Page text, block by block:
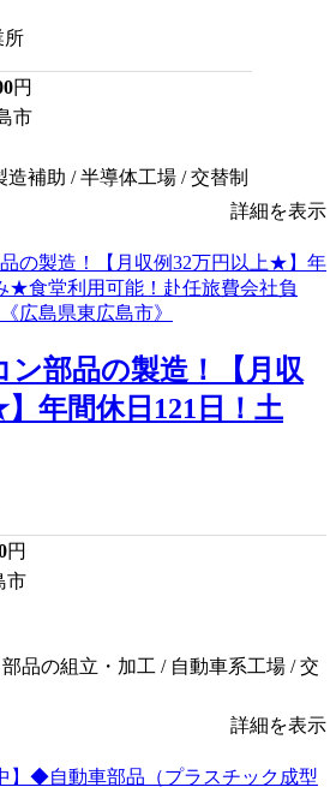
所
円
市
造補助 / 半導体工場 / 交替制
詳細を表示
ン部品の製造！【月収
年間休日121日！土
円
市
品の組立・加工 / 自動車系工場 / 交
詳細を表示